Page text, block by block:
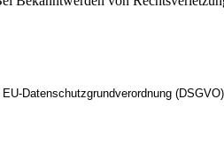
Datenschutzgrundverordnung